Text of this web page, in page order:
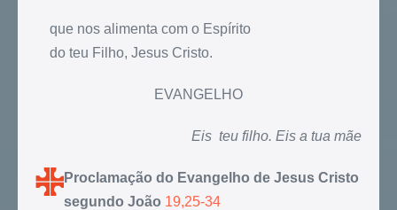
que nos alimenta com o Espírito
do teu Filho, Jesus Cristo.
EVANGELHO
Eis teu filho. Eis a tua mãe
Proclamação do Evangelho de Jesus Cristo
segundo João 19,25-34